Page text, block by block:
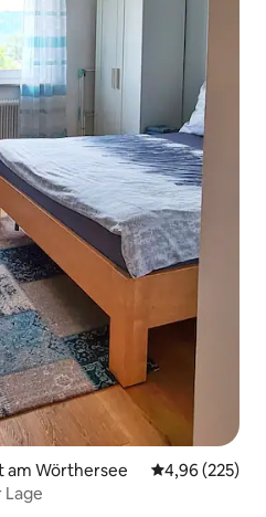
am Wörthersee
4,96 (225)